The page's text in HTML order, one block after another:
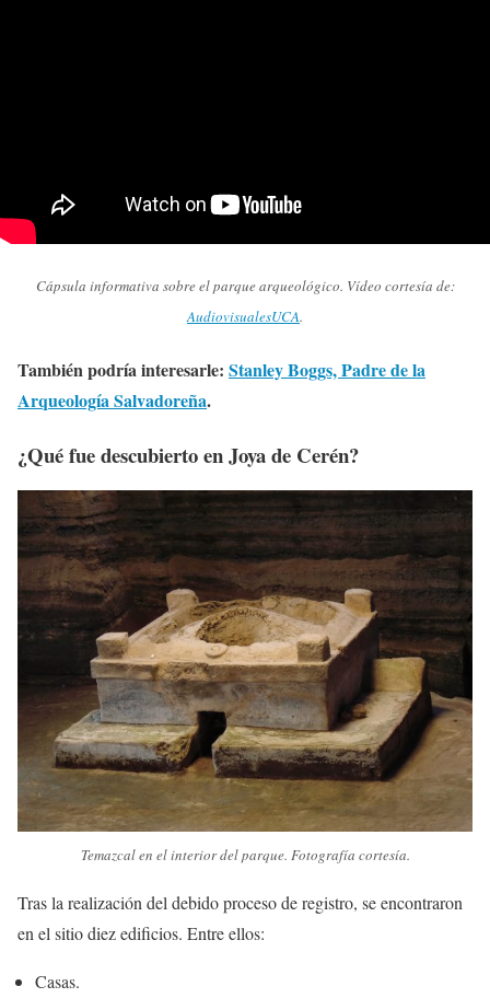
Cápsula informativa sobre el parque arqueológico. Vídeo cortesía de:
AudiovisualesUCA.
También podría interesarle: Stanley Boggs, Padre de la
Arqueología Salvadoreña.
¿Qué fue descubierto en Joya de Cerén?
Temazcal en el interior del parque. Fotografía cortesía.
Tras la realización del debido proceso de registro, se encontraron
en el sitio diez edificios. Entre ellos:
Casas.